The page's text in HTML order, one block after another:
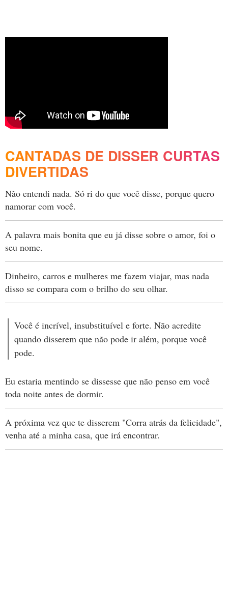
CANTADAS DE DISSER CURTAS
DIVERTIDAS
Não entendi nada. Só ri do que você disse, porque quero
namorar com você.
A palavra mais bonita que eu já disse sobre o amor, foi o
seu nome.
Dinheiro, carros e mulheres me fazem viajar, mas nada
disso se compara com o brilho do seu olhar.
Você é incrível, insubstituível e forte. Não acredite
quando disserem que não pode ir além, porque você
pode.
Eu estaria mentindo se dissesse que não penso em você
toda noite antes de dormir.
A próxima vez que te disserem "Corra atrás da felicidade",
venha até a minha casa, que irá encontrar.